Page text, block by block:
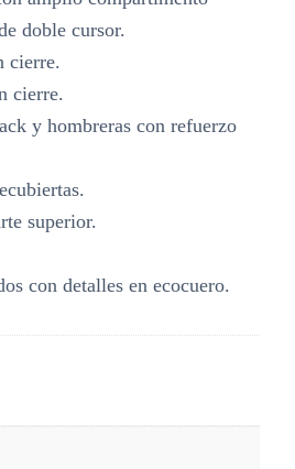
doble cursor.
cierre.
cierre.
y hombreras con refuerzo
superior.
con detalles en ecocuero.